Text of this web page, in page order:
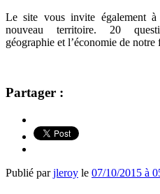
Le site vous invite également à
nouveau territoire. 20
géographie et l’économie de
Partager :
Publié parjleroy le 07/10/2015 à